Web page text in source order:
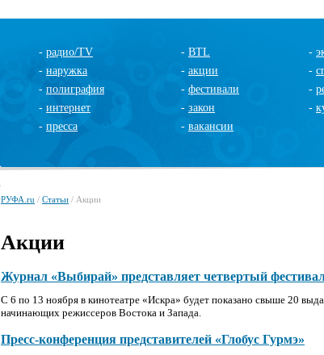
- радио/TV
- наружка
- полиграфия
- интернет
- пресса
- BTL
- акции
- фестивали
- закон
- вакансии
-
-
-
-
РУФА.ru / Статьи / Акции
Акции
Журнал «Выбирай» представляет четвертый
С 6 по 13 ноября в кинотеатре «Искра» будет показано свыше 20
начинающих режиссеров Востока и Запада.
Пресс-конференция представителей «Глобус Гурмэ»